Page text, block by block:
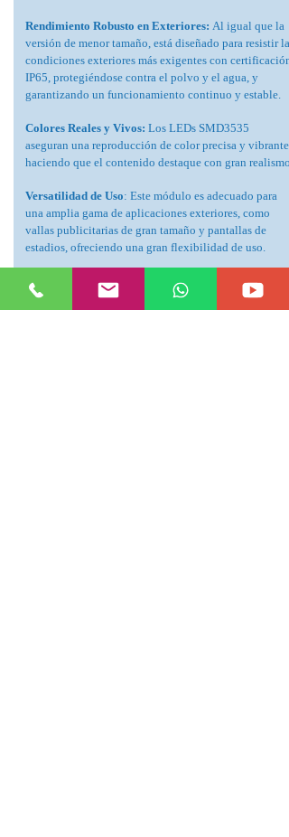
Rendimiento Robusto en Exteriores: Al igual que la
versión de menor tamaño, está diseñado para resistir las
condiciones exteriores más exigentes con certificación
IP65, protegiéndose contra el polvo y el agua, y
garantizando un funcionamiento continuo y estable.
Colores Reales y Vivos: Los LEDs SMD3535
aseguran una reproducción de color precisa y vibrante,
haciendo que el contenido destaque con gran realismo.
Versatilidad de Uso: Este módulo es adecuado para
una amplia gama de aplicaciones exteriores, como
vallas publicitarias de gran tamaño y pantallas de
estadios, ofreciendo una gran flexibilidad de uso.
Alta Eficiencia Energética
: A pesar de su mayor
tamaño, mantiene un bajo consumo energético,